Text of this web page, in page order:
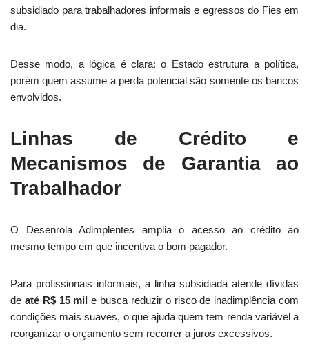
subsidiado para trabalhadores informais e egressos do Fies em
dia.
Desse modo, a lógica é clara: o Estado estrutura a política,
porém quem assume a perda potencial são somente os bancos
envolvidos.
Linhas de Crédito e
Mecanismos de Garantia ao
Trabalhador
O Desenrola Adimplentes amplia o acesso ao crédito ao
mesmo tempo em que incentiva o bom pagador.
Para profissionais informais, a linha subsidiada atende dívidas
de até R$ 15 mil e busca reduzir o risco de inadimplência com
condições mais suaves, o que ajuda quem tem renda variável a
reorganizar o orçamento sem recorrer a juros excessivos.